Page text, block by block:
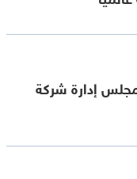
إدارة شركة